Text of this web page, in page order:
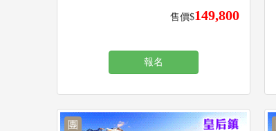
售價$149,800
報名
團